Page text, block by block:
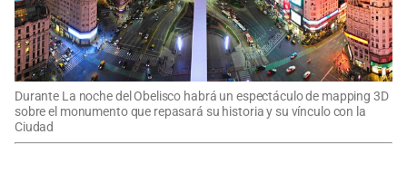
Durante La noche del Obelisco habrá un espectáculo de mapping 3D
sobre el monumento que repasará su historia y su vínculo con la
Ciudad